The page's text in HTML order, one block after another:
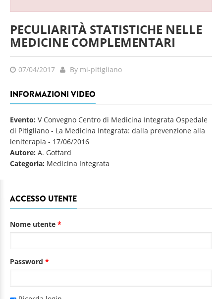
PECULIARITÀ STATISTICHE NELLE
MEDICINE COMPLEMENTARI
07/04/2017 By mi-pitigliano
INFORMAZIONI VIDEO
Evento: V Convegno Centro di Medicina Integrata Ospedale
di Pitigliano - La Medicina Integrata: dalla prevenzione alla
leniterapia - 17/06/2016
Autore: A. Gottard
Categoria: Medicina Integrata
ACCESSO UTENTE
Nome utente *
Password *